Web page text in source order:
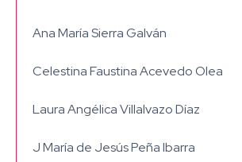
Ana María Sierra Galván
Celestina Faustina Acevedo Olea
Laura Angélica Villalvazo Díaz
J María de Jesús Peña Ibarra